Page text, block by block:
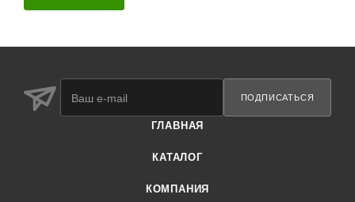
ПОДПИСАТЬСЯ
ГЛАВНАЯ
КАТАЛОГ
КОМПАНИЯ